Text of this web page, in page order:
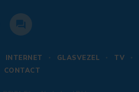
INTERNET GLASVEZEL TV
CONTACT